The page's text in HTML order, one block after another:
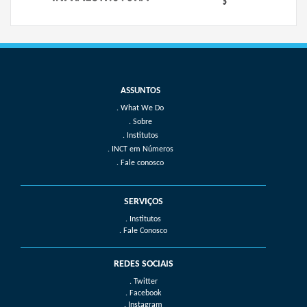
What We Do
Sobre
Institutos
INCT em Números
Fale conosco
SERVIÇOS
. Institutos
. Fale Conosco
REDES SOCIAIS
. Twitter
. Facebook
. Instagram